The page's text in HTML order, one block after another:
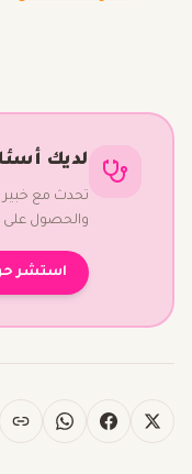
لديك
تحدث مع
والحصول على
استشر